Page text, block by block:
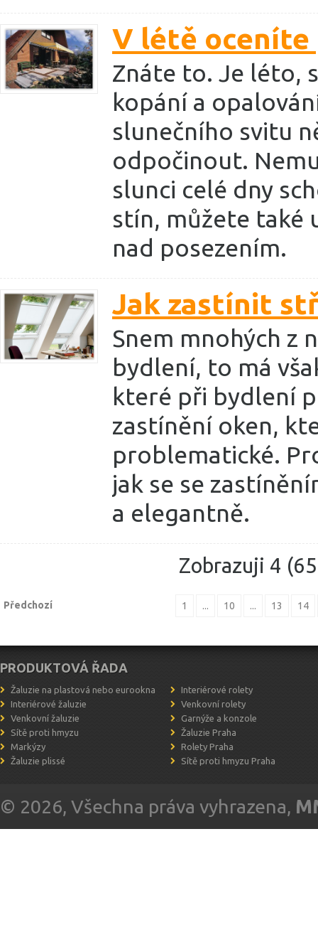
V létě
Znáte to. Je léto,
kopání a
slunečního svitu
odpočinout.
slunci celé dny
stín, můžete také
nad posezením.
Jak zastínit
Snem mnohých z
bydlení, to má
které při bydlení
zastínění oken,
problematické.
jak se se
a elegantně.
Zobrazuji 4
Předchozí 1 ... 10 ... 13 14
PRODUKTOVÁ ŘADA
Žaluzie na plastová nebo eurookna
Interiérové rolety
Interiérové žaluzie
Venkovní rolety
Venkovní žaluzie
Garnýže a konzole
Sítě proti hmyzu
Žaluzie Praha
Markýzy
Rolety Praha
Žaluzie plissé
Sítě proti hmyzu Praha
© 2026, Všechna práva vyhrazena,